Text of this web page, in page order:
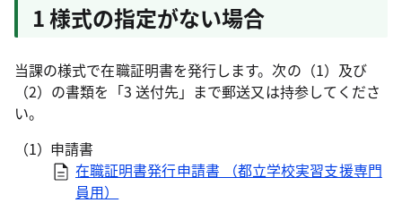
1 様式の指定がない場合
当課の様式で在職証明書を発行します。次の（1）及び
（2）の書類を「3 送付先」まで郵送又は持参してくださ
い。
申請書
在職証明書発行申請書 （都立学校実習支援専門
員用）